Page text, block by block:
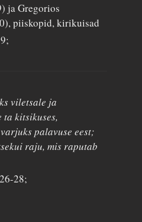
ja Gregorios
piiskopid, kirikuisad
viletsale ja
ta kitsikuses,
palavuse eest;
raju, mis raputab
28;